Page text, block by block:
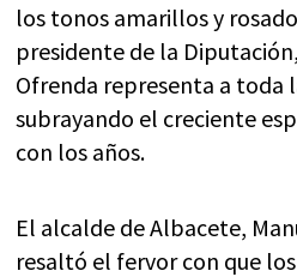
los tonos amarillos y
presidente de la
Ofrenda representa a toda
subrayando el creciente
con los años.
El alcalde de Albacete,
resaltó el fervor con que